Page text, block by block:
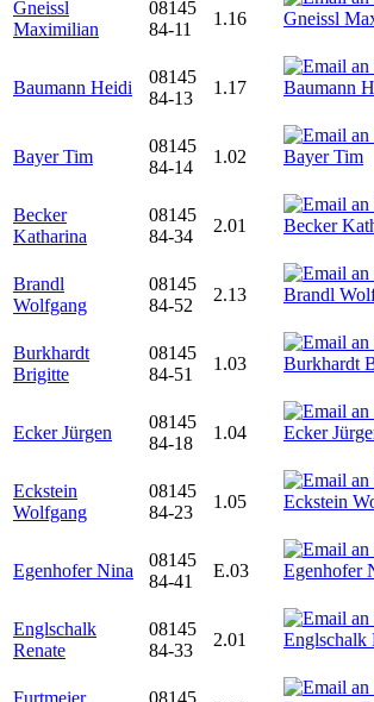
Gneissl
Maximilian
08145
84-11
1.16
Baumann Heidi
08145
84-13
1.17
Bayer Tim
08145
84-14
1.02
Becker
Katharina
08145
84-34
2.01
Brandl
Wolfgang
08145
84-52
2.13
Burkhardt
Brigitte
08145
84-51
1.03
Ecker Jürgen
08145
84-18
1.04
Eckstein
Wolfgang
08145
84-23
1.05
Egenhofer Nina
08145
84-41
E.03
Englschalk
Renate
08145
84-33
2.01